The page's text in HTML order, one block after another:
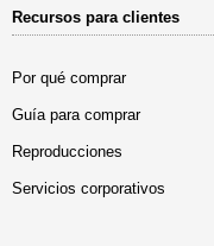
Recursos para clientes
Por qué comprar
Guía para comprar
Reproducciones
Servicios corporativos